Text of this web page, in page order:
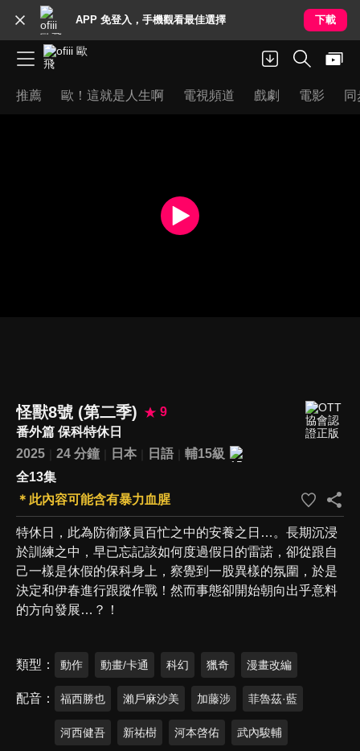
APP 免登入，手機觀看最佳選擇 下載
推薦 歐！這就是人生啊 電視頻道 戲劇 電影
怪獸8號 (第二季)
9
番外篇 保科特休日
2025
24 分鐘 日本 日語
輔15級
全13集
＊此內容可能含有暴力血腥
特休日，此為防衛隊員百忙之中的安養之日…。長期沉浸
於訓練之中，早已忘記該如何度過假日的雷諾，卻從跟自
己一樣是休假的保科身上，察覺到一股異樣的氛圍，於是
決定和伊春進行跟蹤作戰！然而事態卻開始朝向出乎意料
的方向發展…？！
類型 動作 動畫/卡通 科幻 獵奇 漫畫改編
配音 福西勝也 瀨戶麻沙美 加藤涉 菲魯茲·藍
河西健吾 新祐樹 河本啓佑 武內駿輔